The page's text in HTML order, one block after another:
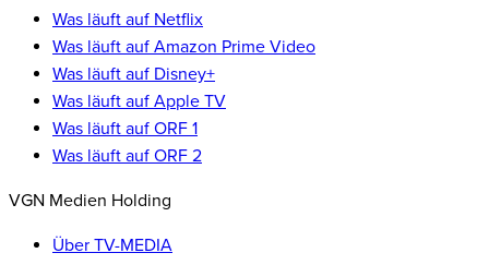
Was läuft auf Netflix
Was läuft auf Amazon Prime Video
Was läuft auf Disney+
Was läuft auf Apple TV
Was läuft auf ORF 1
Was läuft auf ORF 2
VGN Medien Holding
Über TV-MEDIA